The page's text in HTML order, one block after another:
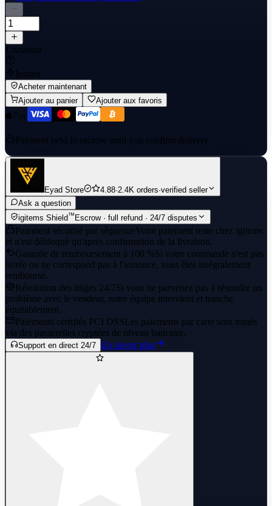
Livraison
Instant
Acheter maintenant
Ajouter au panier
Ajouter aux favoris
Payment held in escrow until you confirm delivery
Eyad Store 4.88·2.4K orders·verified seller
Ask a question
igitems Shield™ Escrow · full refund · 24/7 disputes
Paiement sécurisé par séquestreVotre paiement reste chez igitems
et n'est débloqué qu'après confirmation de la livraison.
Garantie de remboursement à 100 %Si votre commande n'est pas
livrée ou ne correspond pas à l'annonce, vous êtes intégralement
remboursé.
Résolution des litiges 24/7Si vous ne parvenez pas à résoudre un
problème avec le vendeur, notre équipe intervient et tranche
équitablement.
Paiements certifiés PCI DSSLes paiements par carte sont traités
via des passerelles cryptées de niveau bancaire.
Support en direct 24/7 En savoir plus